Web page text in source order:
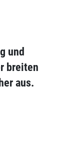
und
breiten
aus.